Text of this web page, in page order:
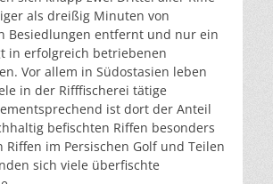
als dreißig Minuten von
Besiedlungen entfernt und nur ein
in erfolgreich betriebenen
Vor allem in Südostasien leben
in der Rifffischerei tätige
ist dort der Anteil
befischten Riffen besonders
Riffen im Persischen Golf und Teilen
sich viele überfischte